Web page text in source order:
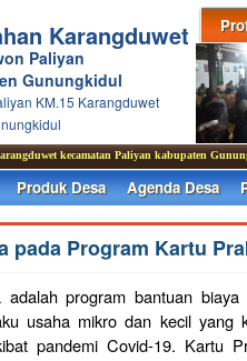
Karangduwet
Paliyan
Gunungkidul
KM.15 Karangduwet
kecamatan Paliyan kabupaten
Produk Desa Agenda Desa
pada Program Kartu
adalah program bantuan
usaha mikro dan kecil yang
pandemi Covid-19. Kartu